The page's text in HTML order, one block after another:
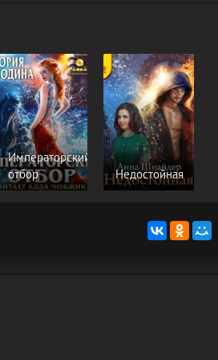
Императорский
отбор
Недостойная